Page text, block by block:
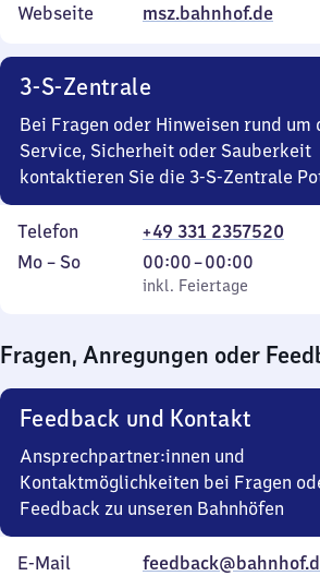
Webseite
msz.bahnhof.de
3-S-Zentrale
Bei Fragen oder Hinweisen rund um
Service, Sicherheit oder Sauberkeit
kontaktieren Sie die 3-S-Zentrale
Telefon
+49 331 2357520
Montag
Mo – So,
inkl. Feiertage
00:00–00:00
Von
0
0
Uhr
inkl. Feiertage
Fragen, Anregungen oder
Feedback und Kontakt
Ansprechpartner:innen und
Kontaktmöglichkeiten bei Fragen
Feedback zu unseren Bahnhöfen
E-Mail